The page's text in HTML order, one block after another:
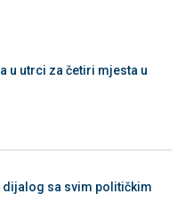
u utrci za četiri mjesta u
dijalog sa svim političkim